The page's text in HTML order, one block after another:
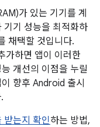
가 있는 기기를 계
기기 성능을 최적화하
채택할 것입니다.
가하면 앱이 이러한
개선의 이점을 누릴
향후 Android 출시
받는지 확인하는 방법,